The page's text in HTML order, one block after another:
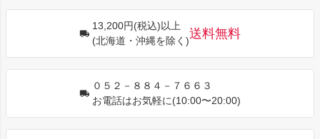
13,200円(税込)以上
(北海道・沖縄を除く)
送料無料
０５２－８８４－７６６３
お電話はお気軽に(10:00〜20:00)